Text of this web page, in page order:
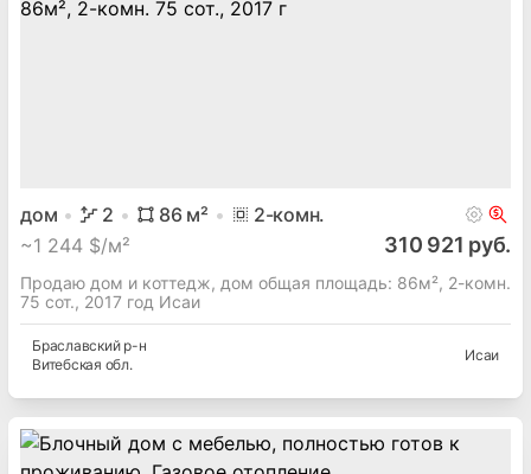
дом 2 86м² 2-комн.
~1 244 $/м² 310 921 руб.
Продаю дом и коттедж, дом общая площадь: 86м², 2-комн.
75 сот., 2017 год Исаи
Браславскийр-н
Витебская обл.
Исаи